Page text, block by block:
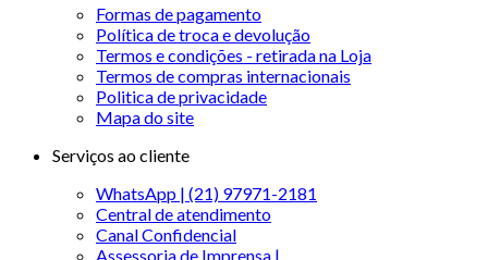
Formas de pagamento
Política de troca e devolução
Termos e condições - retirada na Loja
Termos de compras internacionais
Politica de privacidade
Mapa do site
Serviços ao cliente
WhatsApp | (21) 97971-2181
Central de atendimento
Canal Confidencial
Assessoria de Imprensa |